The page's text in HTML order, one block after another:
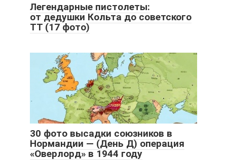
Легендарные пистолеты:
от дедушки Кольта до советского
ТТ (17 фото)
30 фото высадки союзников в
Нормандии — (День Д) операция
«Оверлорд» в 1944 году